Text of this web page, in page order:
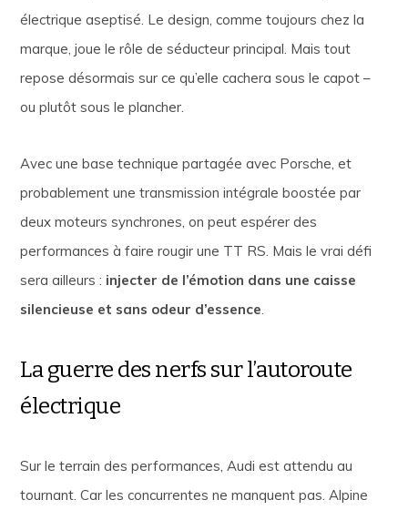
électrique aseptisé. Le design, comme toujours chez la
marque, joue le rôle de séducteur principal. Mais tout
repose désormais sur ce qu’elle cachera sous le capot –
ou plutôt sous le plancher.
Avec une base technique partagée avec Porsche, et
probablement une transmission intégrale boostée par
deux moteurs synchrones, on peut espérer des
performances à faire rougir une TT RS. Mais le vrai défi
sera ailleurs : injecter de l’émotion dans une caisse
silencieuse et sans odeur d’essence.
La guerre des nerfs sur l’autoroute
électrique
Sur le terrain des performances, Audi est attendu au
tournant. Car les concurrentes ne manquent pas. Alpine